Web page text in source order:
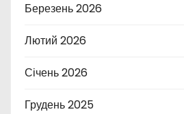
Березень 2026
Лютий 2026
Січень 2026
Грудень 2025